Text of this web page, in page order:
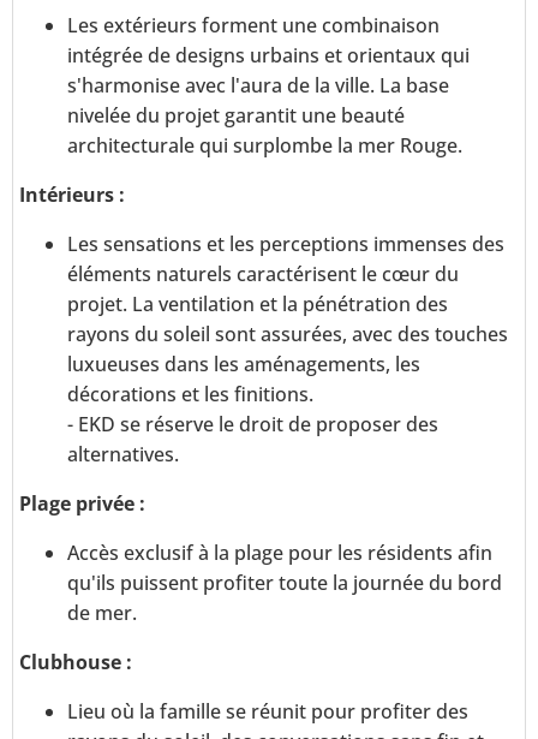
Les extérieurs forment une combinaison
intégrée de designs urbains et orientaux qui
s'harmonise avec l'aura de la ville. La base
nivelée du projet garantit une beauté
architecturale qui surplombe la mer Rouge.
Intérieurs :
Les sensations et les perceptions immenses des
éléments naturels caractérisent le cœur du
projet. La ventilation et la pénétration des
rayons du soleil sont assurées, avec des touches
luxueuses dans les aménagements, les
décorations et les finitions.
- EKD se réserve le droit de proposer des
alternatives.
Plage privée :
Accès exclusif à la plage pour les résidents afin
qu'ils puissent profiter toute la journée du bord
de mer.
Clubhouse :
Lieu où la famille se réunit pour profiter des